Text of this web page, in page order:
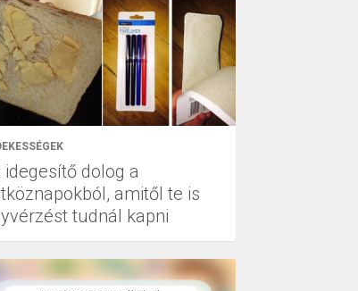
idegesítő dolog a
amitől te is
tudnál kapni